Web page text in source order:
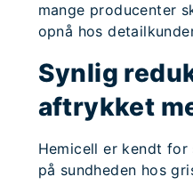
mange producenter
opnå hos
Synlig
aftrykket
Hemicell er kendt
på sundheden hos